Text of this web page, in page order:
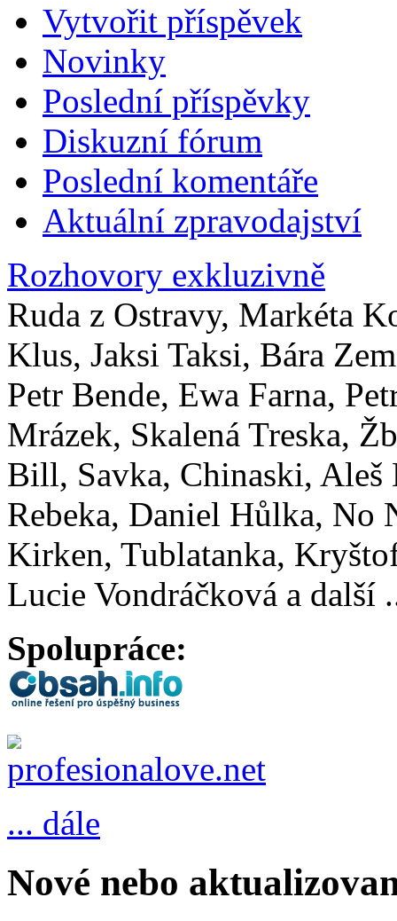
Vytvořit příspěvek
Novinky
Poslední příspěvky
Diskuzní fórum
Poslední komentáře
Aktuální zpravodajství
Rozhovory exkluzivně
Ruda z Ostravy, Markéta
Klus, Jaksi Taksi, Bára
Petr Bende, Ewa Farna,
Mrázek, Skalená Treska,
Bill, Savka, Chinaski,
Rebeka, Daniel Hůlka, No
Kirken, Tublatanka,
Lucie Vondráčková a další
Spolupráce:
... dále
Nové nebo